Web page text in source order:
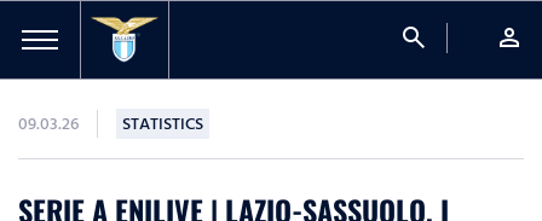
search person
09.03.26 STATISTICS
SERIE A ENILIVE | LAZIO-SASSUOLO, I